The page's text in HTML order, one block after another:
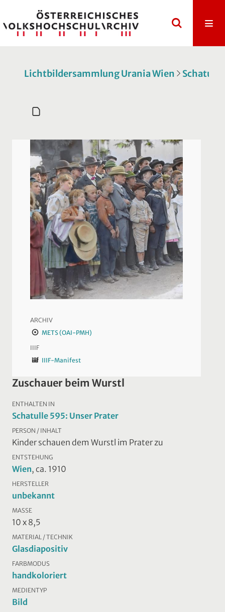
Lichtbildersammlung Urania Wien
ARCHIV
METS (OAI-PMH)
IIIF
IIIF-Manifest
Zuschauer beim Wurstl
ENTHALTEN IN
Schatulle 595: Unser Prater
PERSON / INHALT
Kinder schauen dem Wurstl im Prater zu
ENTSTEHUNG
Wien, ca. 1910
HERSTELLER
unbekannt
MASSE
10 x 8,5
MATERIAL / TECHNIK
Glasdiapositiv
FARBMODUS
handkoloriert
MEDIENTYP
Bild